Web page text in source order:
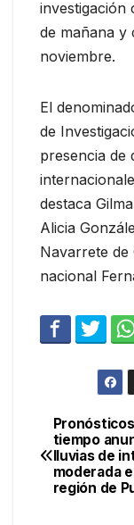
investigación
de mañana y
noviembre.
El
de
presencia de
destaca
Alicia
Navarrete
nacional
de
tiempo
lluvias de
moderada
región de